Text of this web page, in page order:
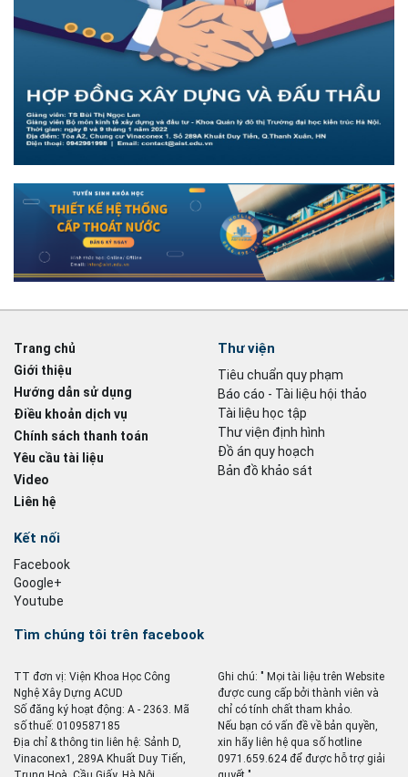
Trang chủ
Giới thiệu
Hướng dẫn sử dụng
Điều khoản dịch vụ
Chính sách thanh toán
Yêu cầu tài liệu
Video
Liên hệ
Thư viện
Tiêu chuẩn quy phạm
Báo cáo - Tài liệu hội thảo
Tài liệu học tập
Thư viện định hình
Đồ án quy hoạch
Bản đồ khảo sát
Kết nối
Facebook
Google+
Youtube
Tìm chúng tôi trên facebook
TT đơn vị: Viện Khoa Học Công
Nghệ Xây Dựng ACUD
Số đăng ký hoạt động: A - 2363. Mã
số thuế: 0109587185
Địa chỉ & thông tin liên hệ: Sảnh D,
Vinaconex1, 289A Khuất Duy Tiến,
Ghi chú: " Mọi tài liệu trên Website
được cung cấp bởi thành viên và
chỉ có tính chất tham khảo.
Nếu bạn có vấn đề về bản quyền,
xin hãy liên hệ qua số hotline
0971.659.624 để được hỗ trợ giải